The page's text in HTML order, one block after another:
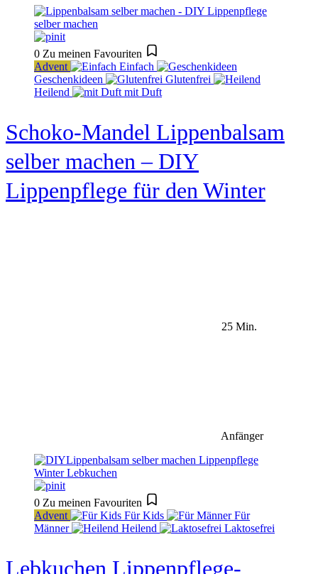
0 Zu meinen Favouriten
Advent
Einfach
Geschenkideen
Glutenfrei
Heilend
mit Duft
Schoko-Mandel Lippenbalsam
selber machen – DIY
Lippenpflege für den Winter
25 Min.
Anfänger
0 Zu meinen Favouriten
Advent
Für Kids
Für
Männer
Heilend Laktosefrei
Lebkuchen Lippenpflege-